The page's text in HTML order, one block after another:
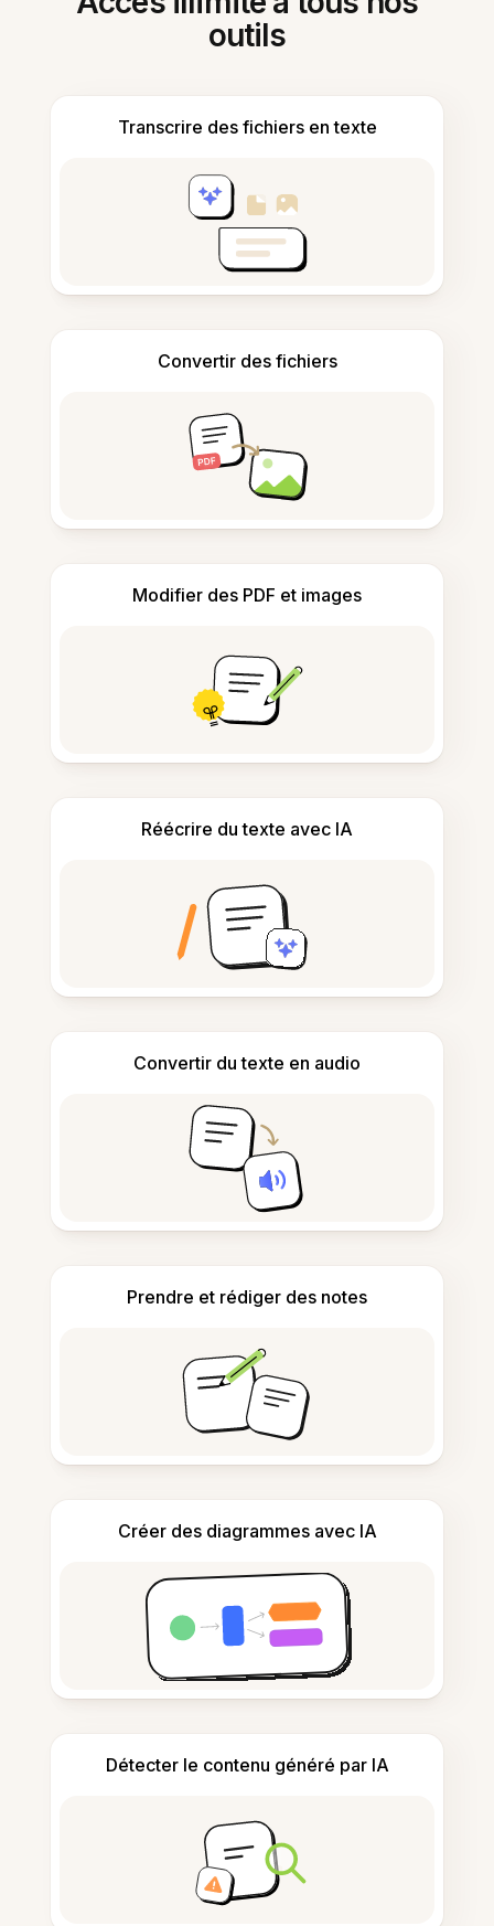
outils
Transcrire des fichiers en texte
Convertir des fichiers
Modifier des PDF et images
Réécrire du texte avec IA
Convertir du texte en audio
Prendre et rédiger des notes
Créer des diagrammes avec IA
Détecter le contenu généré par IA